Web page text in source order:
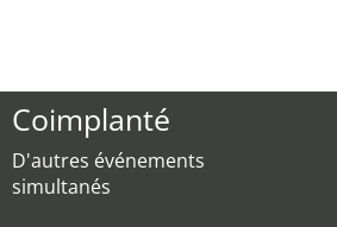
Coimplanté
D'autres événements
simultanés